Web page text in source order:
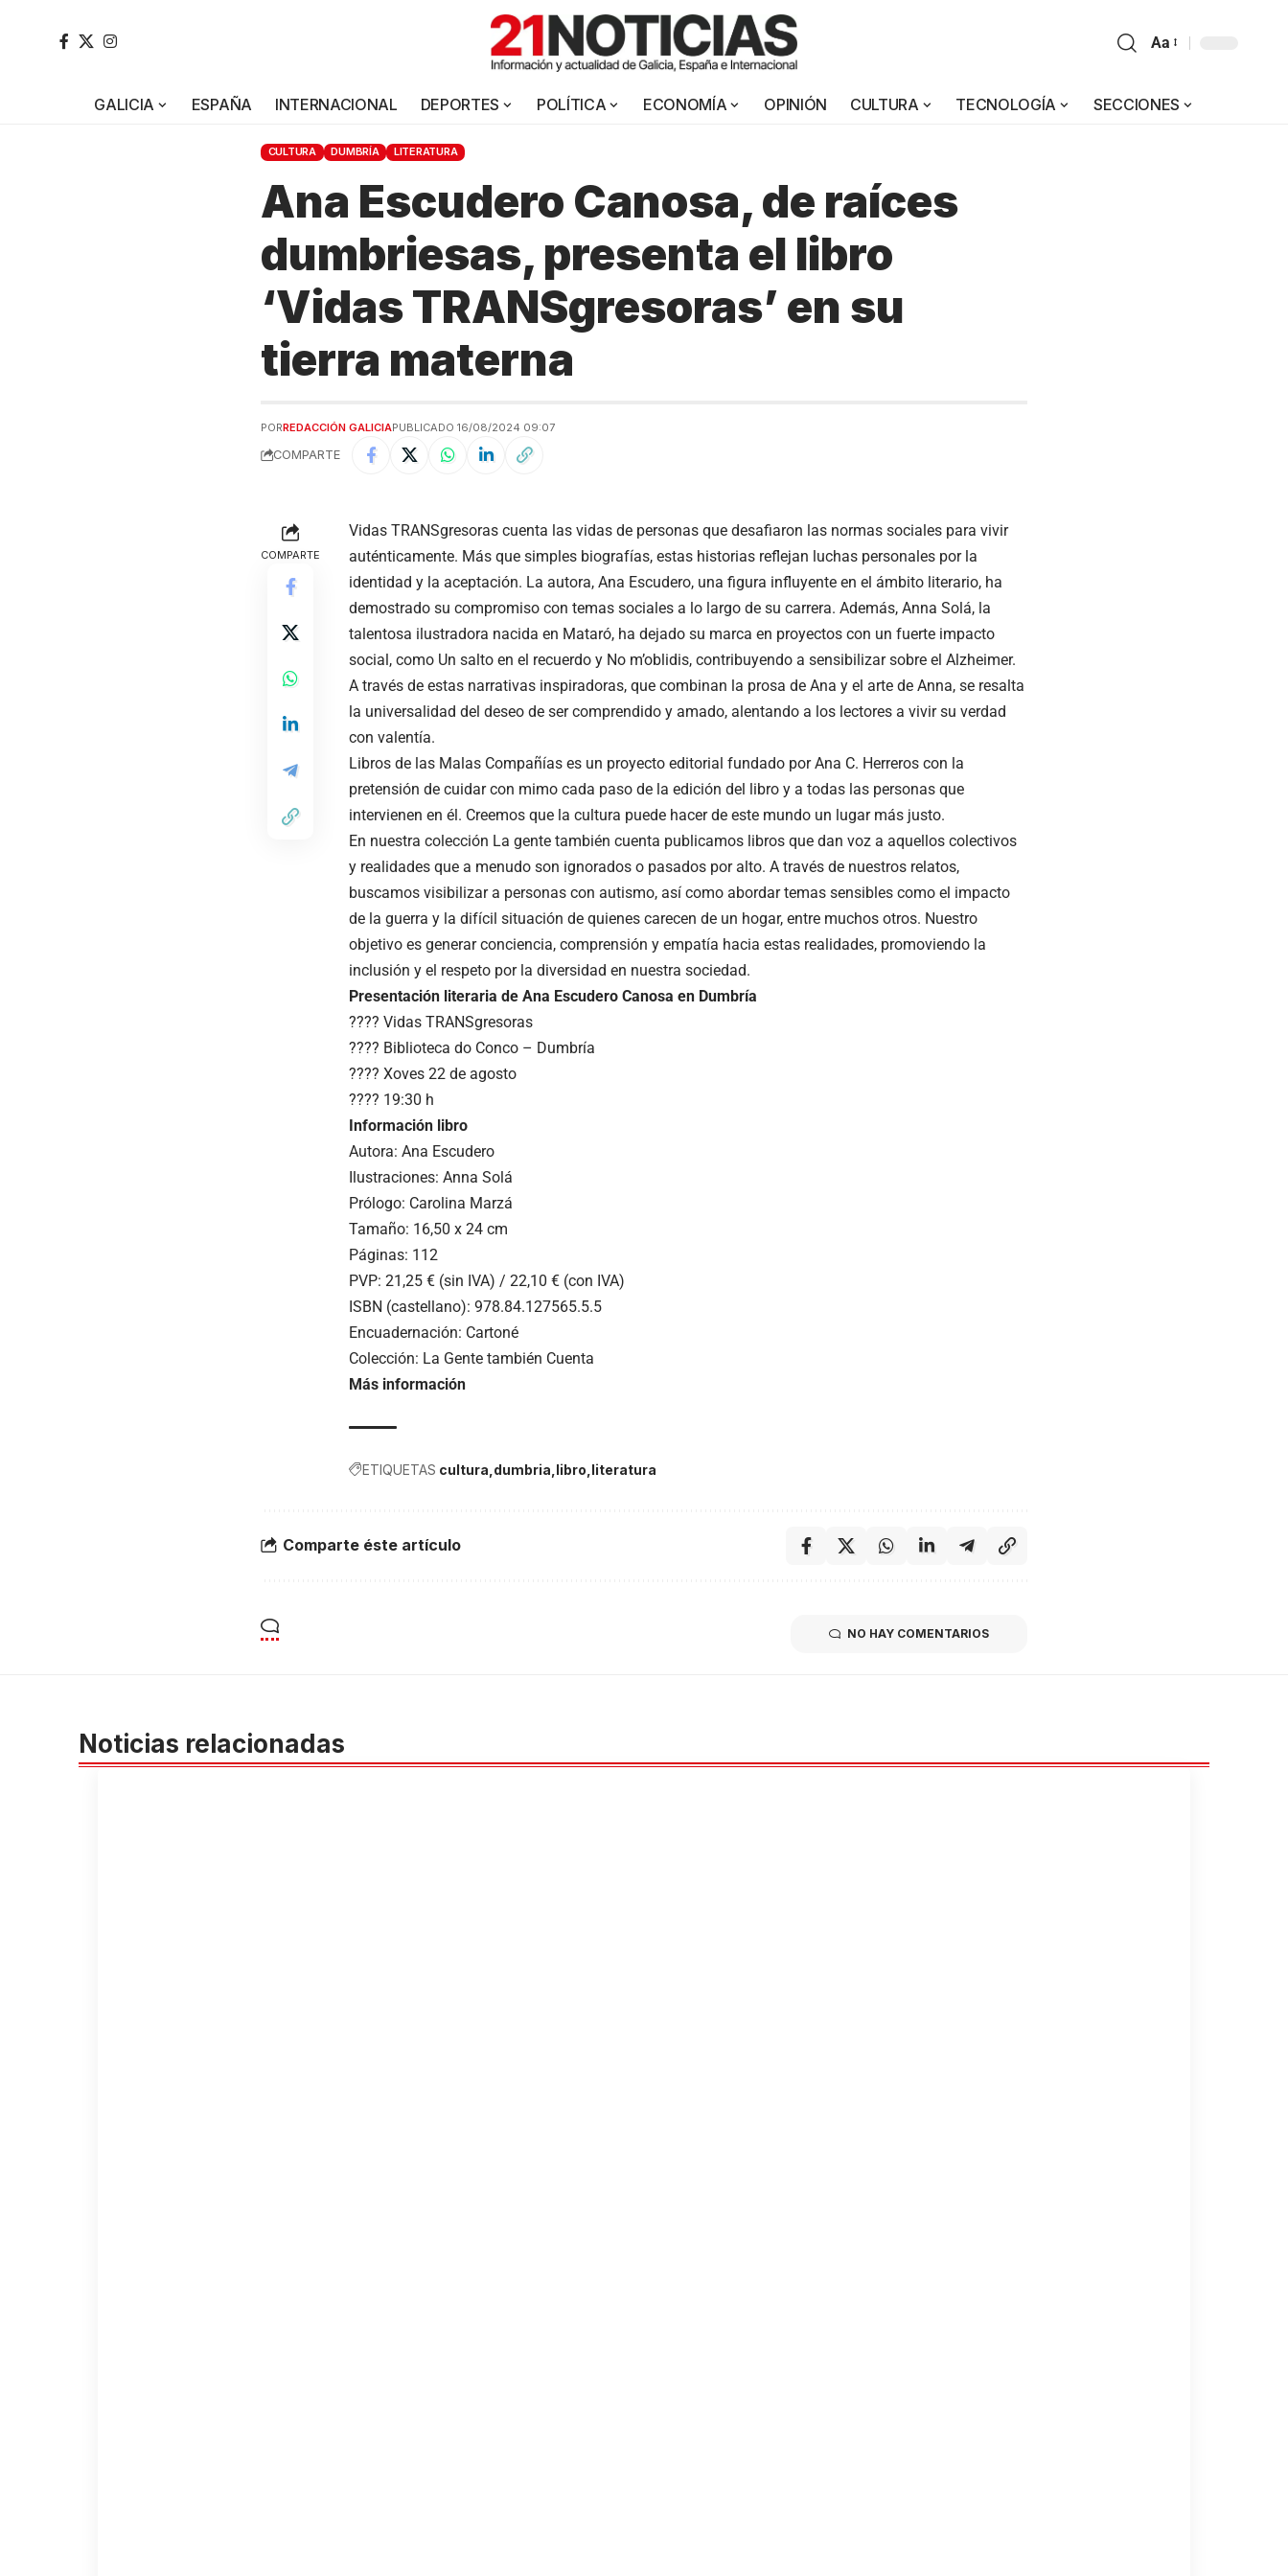
Aa
GALICIA ESPAÑA INTERNACIONAL DEPORTES POLÍTICA ECONOMÍA OPINIÓN CULTURA TECNOLOGÍA SECCIONES
CULTURA DUMBRÍA LITERATURA
Ana Escudero Canosa, de raíces
dumbriesas, presenta el libro
‘Vidas TRANSgresoras’ en su
tierra materna
PORREDACCIÓN GALICIAPUBLICADO 16/08/2024 09:07
COMPARTE
COMPARTE
Vidas TRANSgresoras cuenta las vidas de personas que desafiaron las normas sociales para vivir
auténticamente. Más que simples biografías, estas historias reflejan luchas personales por la
identidad y la aceptación. La autora, Ana Escudero, una figura influyente en el ámbito literario, ha
demostrado su compromiso con temas sociales a lo largo de su carrera. Además, Anna Solá, la
talentosa ilustradora nacida en Mataró, ha dejado su marca en proyectos con un fuerte impacto
social, como Un salto en el recuerdo y No m’oblidis, contribuyendo a sensibilizar sobre el Alzheimer.
A través de estas narrativas inspiradoras, que combinan la prosa de Ana y el arte de Anna, se resalta
la universalidad del deseo de ser comprendido y amado, alentando a los lectores a vivir su verdad
con valentía.
Libros de las Malas Compañías es un proyecto editorial fundado por Ana C. Herreros con la
pretensión de cuidar con mimo cada paso de la edición del libro y a todas las personas que
intervienen en él. Creemos que la cultura puede hacer de este mundo un lugar más justo.
En nuestra colección La gente también cuenta publicamos libros que dan voz a aquellos colectivos
y realidades que a menudo son ignorados o pasados por alto. A través de nuestros relatos,
buscamos visibilizar a personas con autismo, así como abordar temas sensibles como el impacto
de la guerra y la difícil situación de quienes carecen de un hogar, entre muchos otros. Nuestro
objetivo es generar conciencia, comprensión y empatía hacia estas realidades, promoviendo la
inclusión y el respeto por la diversidad en nuestra sociedad.
Presentación literaria de Ana Escudero Canosa en Dumbría
???? Vidas TRANSgresoras
???? Biblioteca do Conco – Dumbría
???? Xoves 22 de agosto
???? 19:30 h
Información libro
Autora: Ana Escudero
Ilustraciones: Anna Solá
Prólogo: Carolina Marzá
Tamaño: 16,50 x 24 cm
Páginas: 112
PVP: 21,25 € (sin IVA) / 22,10 € (con IVA)
ISBN (castellano): 978.84.127565.5.5
Encuadernación: Cartoné
Colección: La Gente también Cuenta
Más información
ETIQUETAS cultura dumbria libro literatura
Comparte éste artículo
NO HAY COMENTARIOS
Noticias relacionadas